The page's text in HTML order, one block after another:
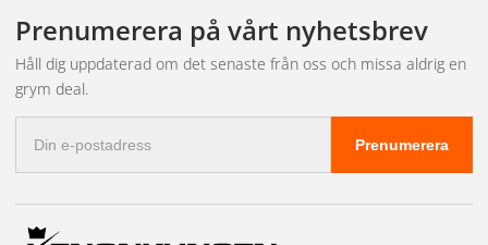
fakturabetalning, mängdrabatter, en dedikerad kundansvarig och
prioriterad lagerreservation på högvolymsartiklar. Vi har även
showroom i Kungsbacka för demonstrationer och teknisk
rådgivning. Läs mer och kom igång på
Prenumerera på vårt nyhetsbrev
Håll dig uppdaterad om det senaste från oss och missa aldrig en
grym deal.
postadress
Prenumerera